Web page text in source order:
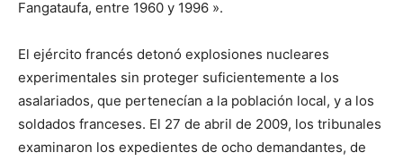
Fangataufa, entre 1960 y 1996 ».
El ejército francés detonó explosiones nucleares
experimentales sin proteger suficientemente a los
asalariados, que pertenecían a la población local, y a los
soldados franceses. El 27 de abril de 2009, los tribunales
examinaron los expedientes de ocho demandantes, de